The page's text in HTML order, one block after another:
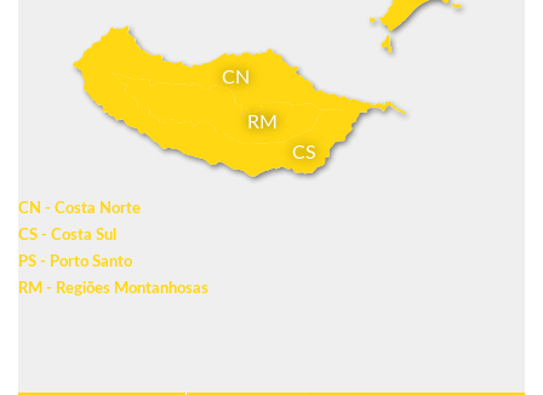
CN
CS
RM
CN - Costa Norte
CS - Costa Sul
PS - Porto Santo
RM - Regiões Montanhosas